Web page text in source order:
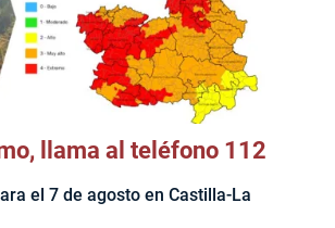
llama al teléfono 112
el 7 de agosto en Castilla-La